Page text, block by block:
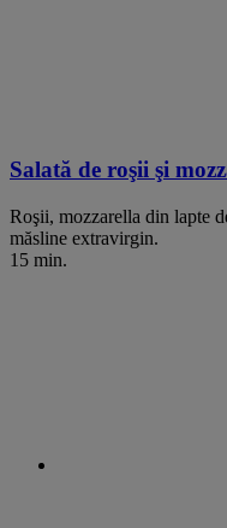
Salată de roşii şi
Roşii, mozzarella din lapte
măsline extravirgin.
15 min.